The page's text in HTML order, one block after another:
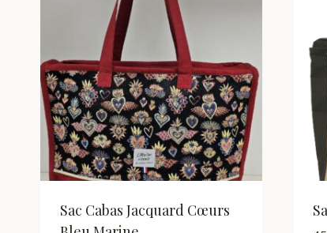
Sac Cabas Jacquard Cœurs